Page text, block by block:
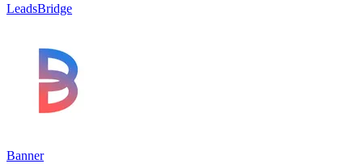
LeadsBridge
Banner